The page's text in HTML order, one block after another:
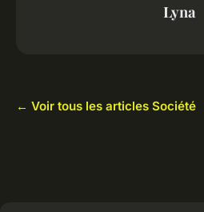
Lyna
← Voir tous les articles Société